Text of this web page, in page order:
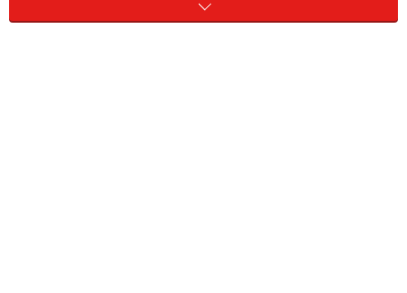
江東区の事件のように自宅の二軒隣の同じマンションの